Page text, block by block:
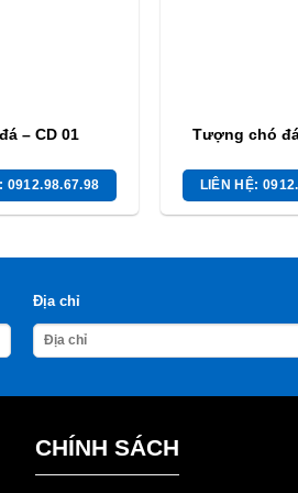
– CD 01
0912.98.67.98
Tượng chó
LIÊN HỆ:
Địa chỉ
CHÍNH SÁCH